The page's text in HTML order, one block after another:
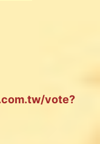
vote?